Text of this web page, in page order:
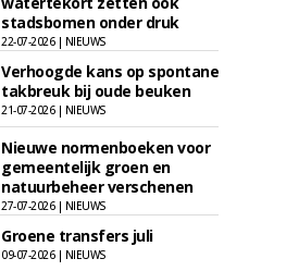
stadsbomen onder druk
22-07-2026 | NIEUWS
Verhoogde kans op spontane
takbreuk bij oude beuken
21-07-2026 | NIEUWS
Nieuwe normenboeken voor
gemeentelijk groen en
natuurbeheer verschenen
27-07-2026 | NIEUWS
Groene transfers juli
09-07-2026 | NIEUWS